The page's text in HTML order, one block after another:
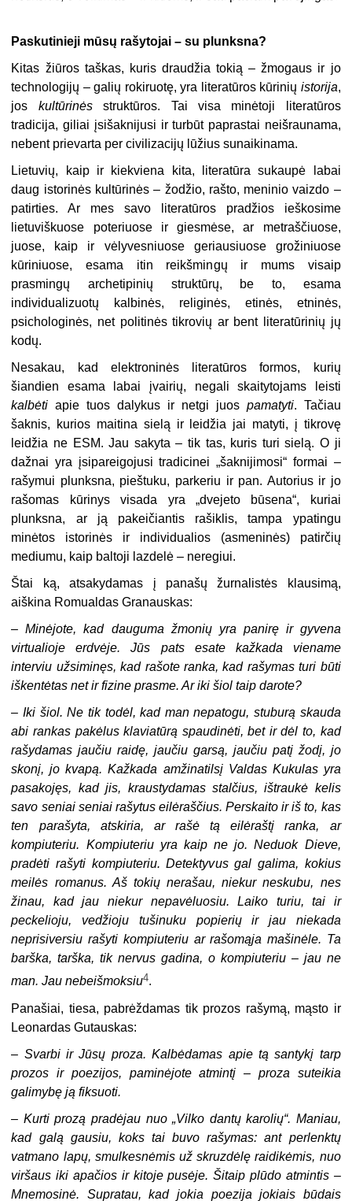
Paskutinieji mūsų rašytojai – su plunksna?
Kitas žiūros taškas, kuris draudžia tokią – žmogaus ir jo
technologijų – galių rokiruotę, yra literatūros kūrinių istorija,
jos kultūrinėsstruktūros. Tai visa minėtoji literatūros
tradicija, giliai įsišaknijusi ir turbūt paprastai neišraunama,
nebent prievarta per civilizacijų lūžius sunaikinama.
Lietuvių, kaip ir kiekviena kita, literatūra sukaupė labai
daug istorinės kultūrinės – žodžio, rašto, meninio vaizdo –
patirties. Ar mes savo literatūros pradžios ieškosime
lietuviškuose poteriuose ir giesmėse, ar metraščiuose,
juose, kaip ir vėlyvesniuose geriausiuose grožiniuose
kūriniuose, esama itin reikšmingų ir mums visaip
prasmingų archetipinių struktūrų, be to, esama
individualizuotų kalbinės, religinės, etinės, etninės,
psichologinės, net politinės tikrovių ar bent literatūrinių jų
kodų.
Nesakau, kad elektroninės literatūros formos, kurių
šiandien esama labai įvairių, negali skaitytojams leisti
kalbėti apie tuos dalykus ir netgi juos pamatyti. Tačiau
šaknis, kurios maitina sielą ir leidžia jai matyti, į tikrovę
leidžia ne ESM. Jau sakyta – tik tas, kuris turi sielą. O ji
dažnai yra įsipareigojusi tradicinei „šaknijimosi“ formai –
rašymui plunksna, pieštuku, parkeriu ir pan. Autorius ir jo
rašomas kūrinys visada yra „dvejeto būsena“, kuriai
plunksna, ar ją pakeičiantis rašiklis, tampa ypatingu
minėtos istorinės ir individualios (asmeninės) patirčių
mediumu, kaip baltoji lazdelė – neregiui.
Štai ką, atsakydamas į panašų žurnalistės klausimą,
aiškina Romualdas Granauskas:
–Minėjote, kad dauguma žmonių yra panirę ir gyvena
virtualioje erdvėje. Jūs pats esate kažkada viename
interviu užsiminęs, kad rašote ranka, kad rašymas turi būti
iškentėtas net ir fizine prasme. Ar iki šiol taip darote?
–Iki šiol. Ne tik todėl, kad man nepatogu, stuburą skauda
abi rankas pakėlus klaviatūrą spaudinėti, bet ir dėl to, kad
rašydamas jaučiu raidę, jaučiu garsą, jaučiu patį žodį, jo
skonį, jo kvapą. Kažkada amžinatilsį Valdas Kukulas yra
pasakojęs, kad jis, kraustydamas stalčius, ištraukė kelis
savo seniai seniai rašytus eilėraščius. Perskaito ir iš to, kas
ten parašyta, atskiria, ar rašė tą eilėraštį ranka, ar
kompiuteriu. Kompiuteriu yra kaip ne jo. Neduok Dieve,
pradėti rašyti kompiuteriu. Detektyvus gal galima, kokius
meilės romanus. Aš tokių nerašau, niekur neskubu, nes
žinau, kad jau niekur nepavėluosiu. Laiko turiu, tai ir
peckelioju, vedžioju tušinuku popierių ir jau niekada
neprisiversiu rašyti kompiuteriu ar rašomąja mašinėle. Ta
barška, tarška, tik nervus gadina, o kompiuteriu – jau ne
man. Jau nebeišmoksiu4.
Panašiai, tiesa, pabrėždamas tik prozos rašymą, mąsto ir
Leonardas Gutauskas:
– Svarbi ir Jūsų proza. Kalbėdamas apie tą santykį tarp
prozos ir poezijos, paminėjote atmintį – proza suteikia
galimybę ją fiksuoti.
– Kurti prozą pradėjau nuo „Vilko dantų karolių“. Maniau,
kad galą gausiu, koks tai buvo rašymas: ant perlenktų
vatmano lapų, smulkesnėmis už skruzdėlę raidikėmis, nuo
viršaus iki apačios ir kitoje pusėje. Šitaip plūdo atmintis –
Mnemosinė. Supratau, kad jokia poezija jokiais būdais